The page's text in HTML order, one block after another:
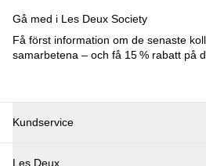
Kundservice
Les Deux
Gå med i Les Deux Society
Få först information om de senaste
samarbetena – och få 15 % rabatt på